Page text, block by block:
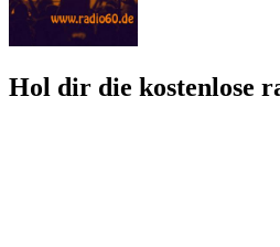
Hol dir die kostenlose